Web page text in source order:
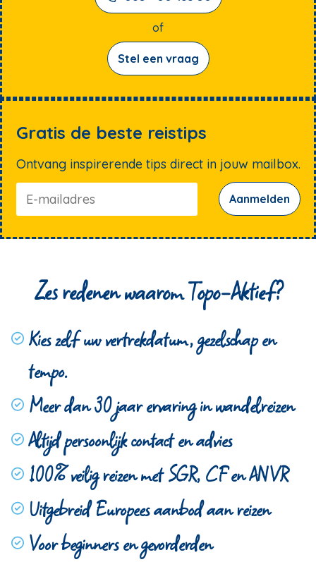
genieten van de Ardennen. Top geregeld.
of
Stel een vraag
Gratis de beste reistips
Ontvang inspirerende tips direct in jouw mailbox.
Aanmelden
Zes redenen waarom Topo-Aktief?
Kies zelf uw vertrekdatum, gezelschap en
tempo.
Meer dan 30 jaar ervaring in wandelreizen
Altijd persoonlijk contact en advies
100% veilig reizen met SGR, CF en ANVR
Uitgebreid Europees aanbod aan reizen
Voor beginners en gevorderden